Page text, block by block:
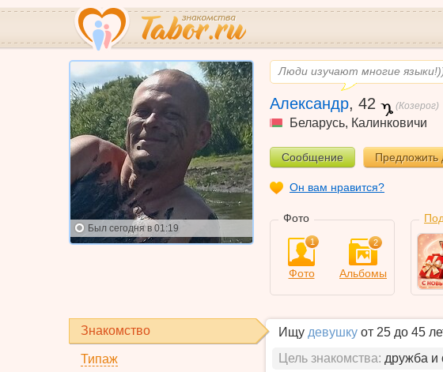
Люди изучают многие
Был сегодня в 01:19
Александр, 42 (Козерог)
Беларусь, Калинковичи
Сообщение Предложить
Он вам нравится?
Фото
1
Фото
2
Альбомы
Знакомство
Типаж
Ищу девушку от 25 до 45
Цель знакомства: дружба и